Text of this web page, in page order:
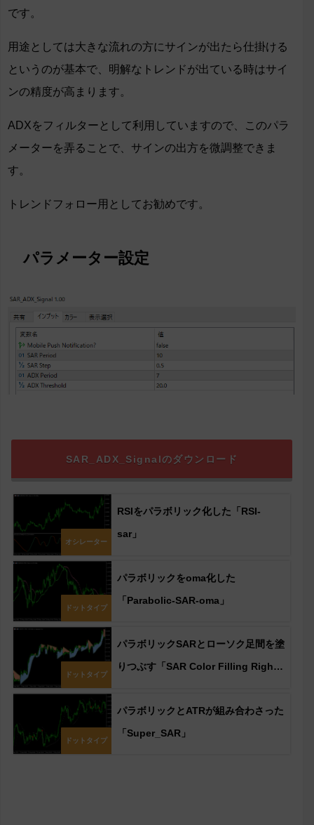
です。
用途としては大きな流れの方にサインが出たら仕掛ける
というのが基本で、明解なトレンドが出ている時はサイ
ンの精度が高まります。
ADXをフィルターとして利用していますので、このパラ
メーターを弄ることで、サインの出方を微調整できま
す。
トレンドフォロー用としてお勧めです。
パラメーター設定
SAR_ADX_Signalのダウンロード
オシレーター
RSIをパラボリック化した「RSI-
sar」
ドットタイプ
パラボリックをoma化した
「Parabolic-SAR-oma」
ドットタイプ
パラボリックSARとローソク足間を塗
りつぶす「SAR Color Filling Right
ドットタイプ
パラボリックとATRが組み合わさった
「Super_SAR」